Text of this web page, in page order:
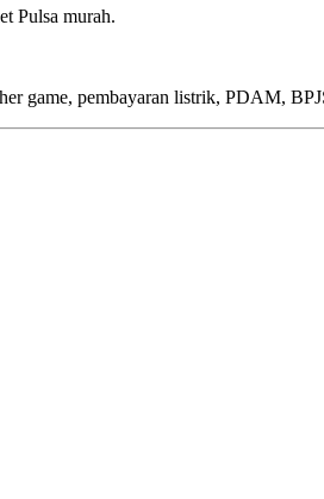
Pulsa murah.
game, pembayaran listrik, PDAM,